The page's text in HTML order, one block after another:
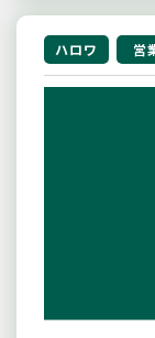
ハロワ 営